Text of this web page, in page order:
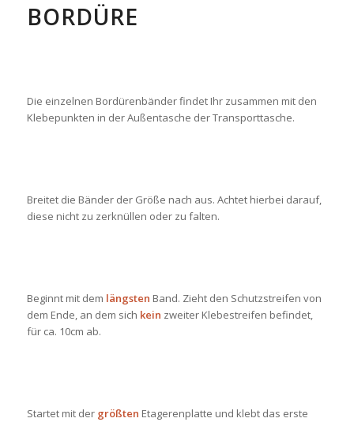
BORDÜRE
Die einzelnen Bordürenbänder findet Ihr zusammen mit den
Klebepunkten in der Außentasche der Transporttasche.
Breitet die Bänder der Größe nach aus. Achtet hierbei darauf,
diese nicht zu zerknüllen oder zu falten.
Beginnt mit dem längsten Band. Zieht den Schutzstreifen von
dem Ende, an dem sich kein zweiter Klebestreifen befindet,
für ca. 10cm ab.
Startet mit der größten Etagerenplatte und klebt das erste